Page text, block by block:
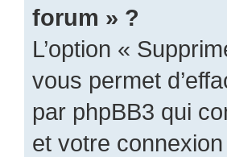
forum » ?
L’option «
vous permet
par phpBB3 qui
et votre